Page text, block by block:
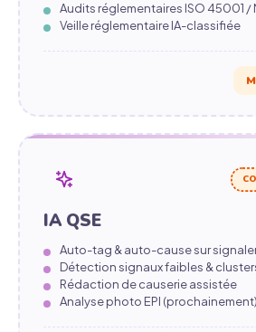
Audits réglementaires ISO 45001 /
Veille réglementaire IA-classifiée
IA QSE
Auto-tag & auto-cause sur
Détection signaux faibles &
Rédaction de causerie assistée
Analyse photo EPI (prochainement)